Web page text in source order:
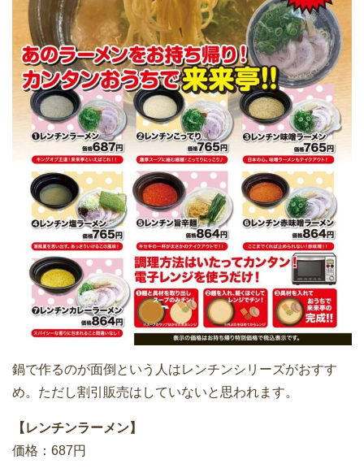
鍋で作るのが面倒という人はレンチンシリーズがおすす
め。ただし割引販売はしていないと思われます。
【レンチンラーメン】
価格：687円